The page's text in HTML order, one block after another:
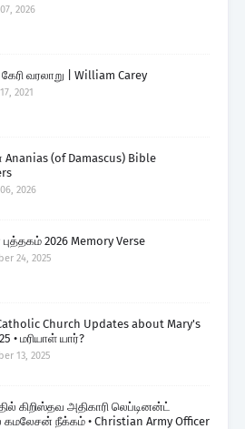
2026
வரலாறு | William Carey
2021
(of Damascus) Bible
2026
2026 Memory Verse
24, 2025
Church Updates about Mary's
• மரியாள் யார்?
13, 2025
கிறிஸ்தவ அதிகாரி லெப்டினன்ட்
கமலேசன் நீக்கம் • Christian Army Officer